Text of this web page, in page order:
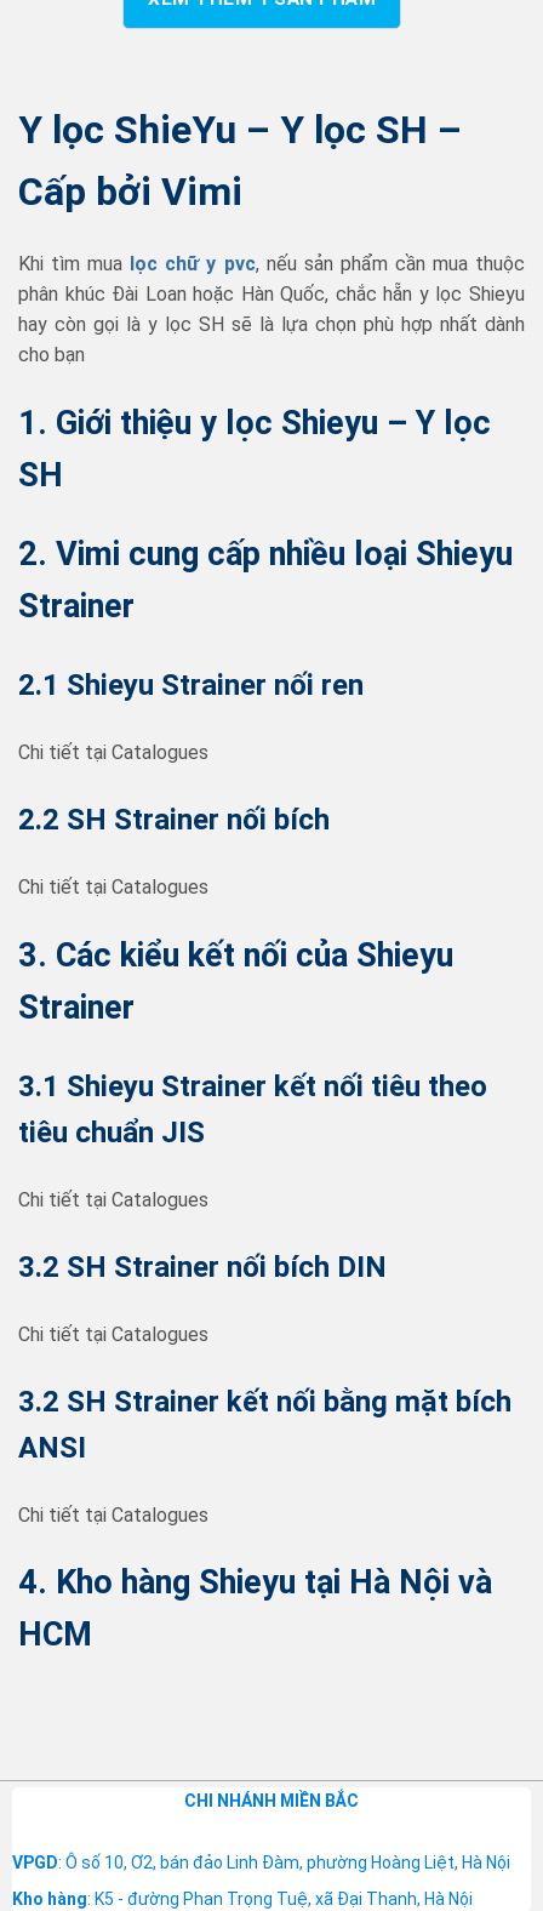
Y lọc ShieYu – Y lọc SH –
Cấp bởi Vimi
Khi tìm mua lọc chữ y pvc, nếu sản phẩm cần mua thuộc
phân khúc Đài Loan hoặc Hàn Quốc, chắc hẵn y lọc Shieyu
hay còn gọi là y lọc SH sẽ là lựa chọn phù hợp nhất dành
cho bạn
1. Giới thiệu y lọc Shieyu – Y lọc
SH
2. Vimi cung cấp nhiều loại Shieyu
Strainer
2.1 Shieyu Strainer nối ren
Chi tiết tại Catalogues
2.2 SH Strainer nối bích
Chi tiết tại Catalogues
3. Các kiểu kết nối của Shieyu
Strainer
3.1 Shieyu Strainer kết nối tiêu theo
tiêu chuẩn JIS
Chi tiết tại Catalogues
3.2 SH Strainer nối bích DIN
Chi tiết tại Catalogues
3.2 SH Strainer kết nối bằng mặt bích
ANSI
Chi tiết tại Catalogues
4. Kho hàng Shieyu tại Hà Nội và
HCM
CHI NHÁNH MIỀN BẮC
VPGD: Ô số 10, Ơ2, bán đảo Linh Đàm, phường Hoàng Liệt, Hà Nội
Kho hàng: K5 - đường Phan Trọng Tuệ, xã Đại Thanh, Hà Nội